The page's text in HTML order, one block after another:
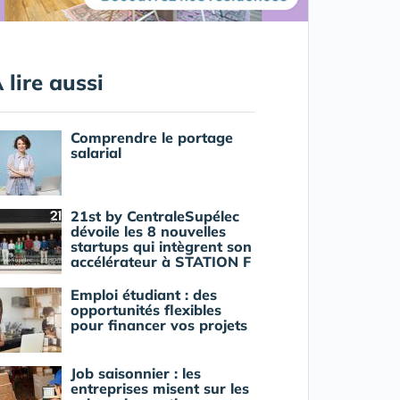
lire aussi
Comprendre le portage
salarial
21st by CentraleSupélec
dévoile les 8 nouvelles
startups qui intègrent son
accélérateur à STATION F
Emploi étudiant : des
opportunités flexibles
pour financer vos projets
Job saisonnier : les
entreprises misent sur les